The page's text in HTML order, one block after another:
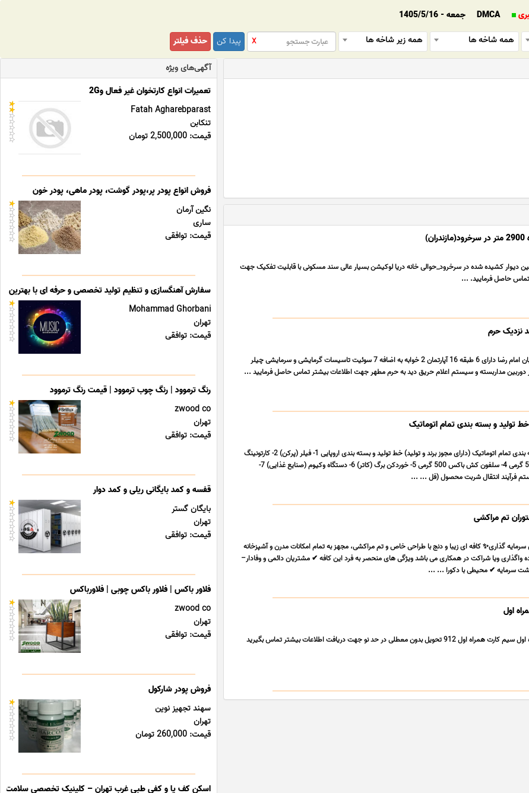
DMCA
جمعه - 1405/5/16
همه شاخه ها همه زیر شاخه ها X پیدا کن
حذف فیلتر
2900 متر زمین دیوار کشیده شده در سرخرود_حوالی خانه دریا لوکیشن بسیار عالی سند مسکونی با قابلیت تفکیک جهت
تماس حاصل فرمایید. ...
نزدیک حرم
فروش هتل مشهد_خیابان امام رضا دارای 6 طبقه 16 آپارتمان 2 خوابه به اضافه 7 سوئیت تاسیسات گرمایشی و سرمایشی چیلر
تولید و بسته بندی تمام اتوماتیک
فروش خط تولید و بسته بندی تمام اتوماتیک (دارای مجوز برند و تولید) خط تولید و بسته بندی اروپایی 1- فیلر (پرکن) 2- کارتونینگ
3- سلفون کش جعبه 50 گرمی 4- سلفون کش باکس 500 گرمی 5- خوردکن برگ (کاتر) 6- دستگاه وکیوم (صنایع غذایی) 7-
تم مراکشی
گذاری✨ کافه ای زیبا و دنج با طراحی خاص و تم مراکشی، مجهز به تمام امکانات مدرن و آشپزخانه
واگذاری ویا شراکت در همکاری می باشد ویژگی های منحصر به فرد این کافه ✔ مشتریان دائمی و وفادار–
سرمایه ✔ محیطی با دکورا ... ...
اول
فروش سیم کارت همراه اول سیم کارت همراه اول 912 تحویل بدون معطلی در حد نو جهت دریافت اطلاعات بیشتر تماس بگیرید
آگهی‌های ویژه
تعمیرات انواع کارتخوان غیر فعال و2G
Fatah Agharebparast
تنکابن
قیمت: 2,500,000 تومان
فروش انواع پودر پر،پودر گوشت، پودر ماهی، پودر خون
نگین آرمان
ساری
قیمت: توافقی
سفارش آهنگسازی و تنظیم تولید تخصصی و حرفه ای با بهترین
Mohammad Ghorbani
تهران
قیمت: توافقی
رنگ ترموود | رنگ چوب ترموود | قیمت رنگ ترموود
zwood co
تهران
قیمت: توافقی
قفسه و کمد بایگانی ریلی و کمد دوار
بایگان گستر
تهران
قیمت: توافقی
فلاور باکس | فلاور باکس چوبی | فلاورباکس
zwood co
تهران
قیمت: توافقی
فروش پودر شارکول
سهند تجهیز نوین
تهران
قیمت: 260,000 تومان
اسکن کف پا و کفی طبی غرب تهران – کلینیک تخصصی سلامت